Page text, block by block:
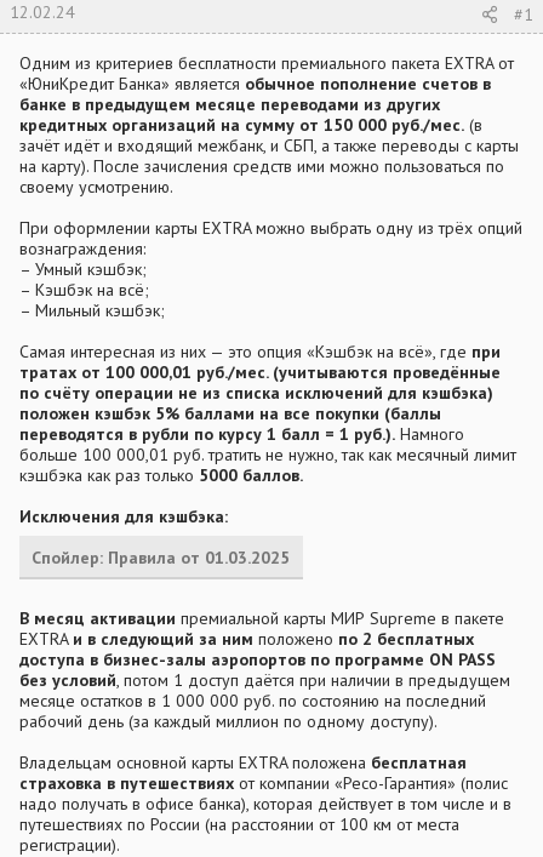
12.02.24 #1
Одним из критериев бесплатности премиального пакета EXTRA от
«ЮниКредит Банка» является обычное пополнение счетов в
банке в предыдущем месяце переводами из других
кредитных организаций на сумму от 150 000 руб./мес. (в
зачёт идёт и входящий межбанк, и СБП, а также переводы с карты
на карту). После зачисления средств ими можно пользоваться по
своему усмотрению.
При оформлении карты EXTRA можно выбрать одну из трёх опций
вознаграждения:
– Умный кэшбэк;
– Кэшбэк на всё;
– Мильный кэшбэк;
Самая интересная из них — это опция «Кэшбэк на всё», где при
тратах от 100 000,01 руб./мес. (учитываются проведённые
по счёту операции не из списка исключений для кэшбэка)
положен кэшбэк 5% баллами на все покупки (баллы
переводятся в рубли по курсу 1 балл = 1 руб.). Намного
больше 100 000,01 руб. тратить не нужно, так как месячный лимит
кэшбэка как раз только 5000 баллов.
Исключения для кэшбэка:
Спойлер: Правила от 01.03.2025
В месяц активации премиальной карты МИР Supreme в пакете
EXTRA и в следующий за ним положено по 2 бесплатных
доступа в бизнес-залы аэропортов по программе ON PASS
без условий, потом 1 доступ даётся при наличии в предыдущем
месяце остатков в 1 000 000 руб. по состоянию на последний
рабочий день (за каждый миллион по одному доступу).
Владельцам основной карты EXTRA положена бесплатная
страховка в путешествиях от компании «Ресо-Гарантия» (полис
надо получать в офисе банка), которая действует в том числе и в
путешествиях по России (на расстоянии от 100 км от места
регистрации).